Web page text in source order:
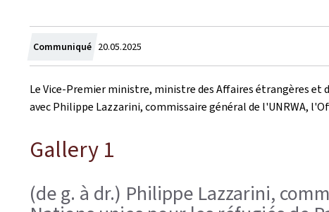
Communiqué Crée
le
20.05.2025
Le Vice-Premier ministre, ministre des Affaires étrangères
avec Philippe Lazzarini, commissaire général de l'UNRWA,
Gallery 1
(de g. à dr.) Philippe Lazzarini,